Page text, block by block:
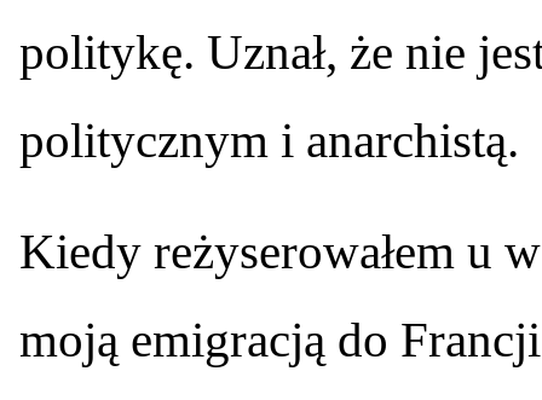
politykę. Uznał, że nie
politycznym i anarchistą.
Kiedy reżyserowałem u
moją emigracją do